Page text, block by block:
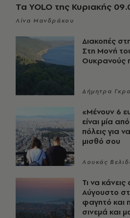
Τα YOLO της Κυριακής
Λίνα Μανδράκου
Διακοπές
Στη Μονή
Ουκρανούς
Δήμητρα
«Μένουν 6
είναι μία
πόλεις για
μισθό σου
Λουκάς
Τι να κάνεις
Αύγουστο
φαγητό και
σινεμά και